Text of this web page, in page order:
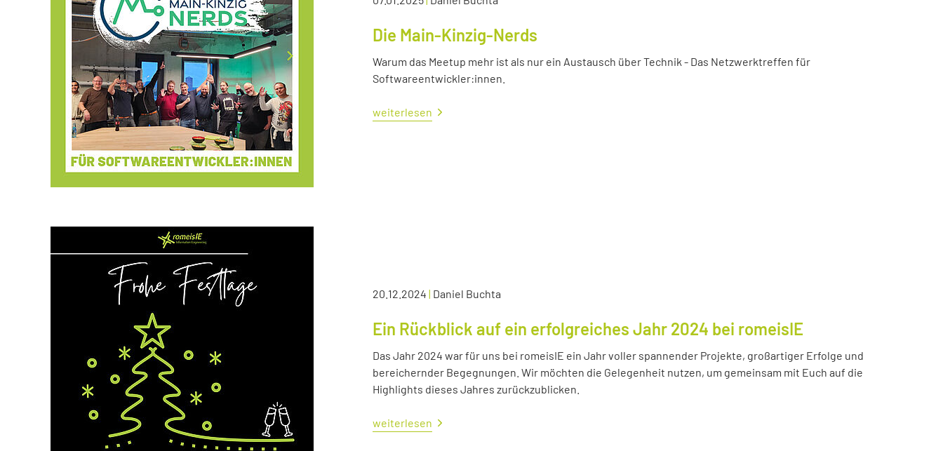
Die Main-Kinzig-Nerds
Warum das Meetup mehr ist als nur ein Austausch über Technik - Das Netzwerktreffen für
Softwareentwickler:innen.
weiterlesen
20.12.2024 | Daniel Buchta
Ein Rückblick auf ein erfolgreiches Jahr 2024 bei romeisIE
Das Jahr 2024 war für uns bei romeisIE ein Jahr voller spannender Projekte, großartiger Erfolge und
bereichernder Begegnungen. Wir möchten die Gelegenheit nutzen, um gemeinsam mit Euch auf die
Highlights dieses Jahres zurückzublicken.
weiterlesen